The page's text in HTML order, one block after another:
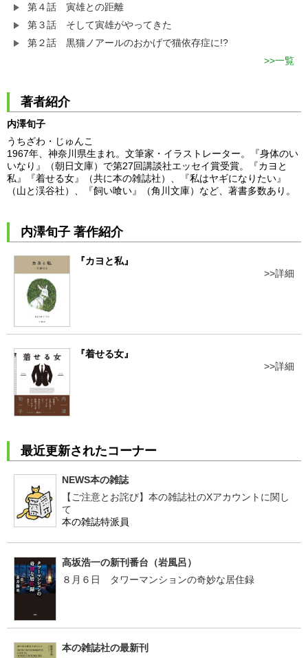
第４話 寅雄との距離
第３話 そして寅雄がやってきた
第２話 黒猫ノアールのおかげで猫依存症に!?
一覧
著者紹介
内澤旬子
うちざわ・じゅんこ
1967年、神奈川県生まれ。文筆家・イラストレーター。『身体のい
いなり』（朝日文庫）で第27回講談社エッセイ賞受賞。『カヨと
私』『着せる女』（共に本の雑誌社）、『私はヤギになりたい』
（山と渓谷社）、『飼い喰い』（角川文庫）など、著書多数あり。
内澤旬子 著作紹介
『カヨと私』
詳細
『着せる女』
詳細
最近更新されたコーナー
NEWS本の雑誌
【ご注意とお詫び】本の雑誌社のXアカウントに関し
て
本の雑誌特派員
高坂浩一の新刊番台（岩風呂）
８月６日 タワーマンションの奇妙な居住録
本の雑誌社の最新刊